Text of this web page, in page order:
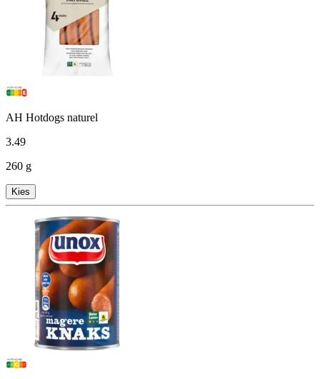
AH Hotdogs naturel
3.49
260 g
Kies